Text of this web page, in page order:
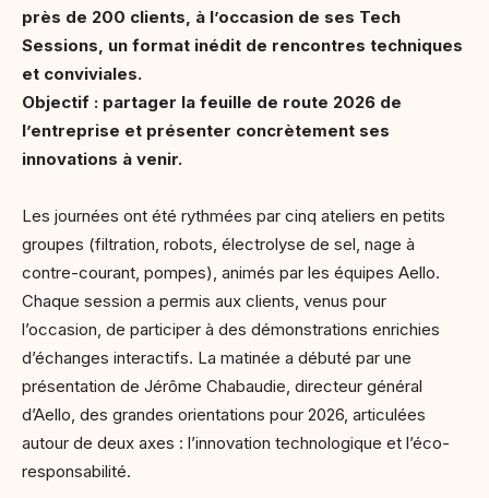
près de 200 clients, à l’occasion de ses Tech
Sessions, un format inédit de rencontres techniques
et conviviales.
Objectif : partager la feuille de route 2026 de
l’entreprise et présenter concrètement ses
innovations à venir.
Les journées ont été rythmées par cinq ateliers en petits
groupes (filtration, robots, électrolyse de sel, nage à
contre-courant, pompes), animés par les équipes Aello.
Chaque session a permis aux clients, venus pour
l’occasion, de participer à des démonstrations enrichies
d’échanges interactifs. La matinée a débuté par une
présentation de Jérôme Chabaudie, directeur général
d’Aello, des grandes orientations pour 2026, articulées
autour de deux axes : l’innovation technologique et l’éco-
responsabilité.